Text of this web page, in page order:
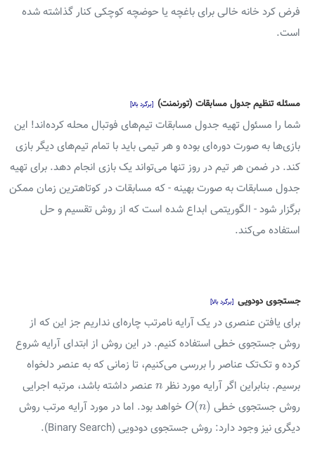
فرض کرد خانه خالی برای باغچه یا حوضچه کوچکی کنار گذاشته شده
است.
مسئله تنظیم جدول مسابقات (تورنمنت) [برگرد بالا]
شما را مسئول تهیه جدول مسابقات تیم‌های فوتبال محله کرده‌اند! این
بازی‌ها به صورت دوره‌ای بوده و هر تیمی باید با تمام تیم‌های دیگر بازی
کند. در ضمن هر تیم در روز تنها می‌تواند یک بازی انجام دهد. برای تهیه
جدول مسابقات به صورت بهینه - که مسابقات در کوتاهترین زمان ممکن
برگزار شود - الگوریتمی ابداع شده است که از روش تقسیم و حل
استفاده می‌کند.
جستجوی دودویی [برگرد بالا]
برای یافتن عنصری در یک آرایه نامرتب چاره‌ای نداریم جز این که از
روش جستجوی خطی استفاده کنیم. در این روش از ابتدای آرایه شروع
کرده و تک‌تک عناصر را بررسی می‌کنیم، تا زمانی که به عنصر دلخواه
برسیم. بنابراین اگر آرایه مورد نظرn
nعنصر داشته باشد، مرتبه اجرایی
روش جستجوی خطی
O( n)
O(n
خواهد بود. اما در مورد آرایه مرتب روش
دیگری نیز وجود دارد: روش جستجوی دودویی (Binary Search).